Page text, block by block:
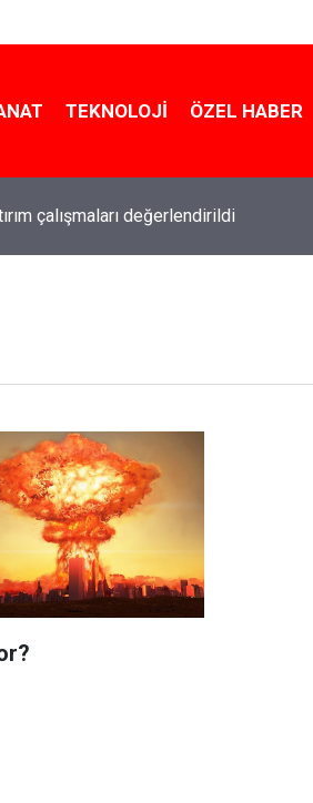
TEKNOLOJI ÖZEL HABER
çalışmaları değerlendirildi